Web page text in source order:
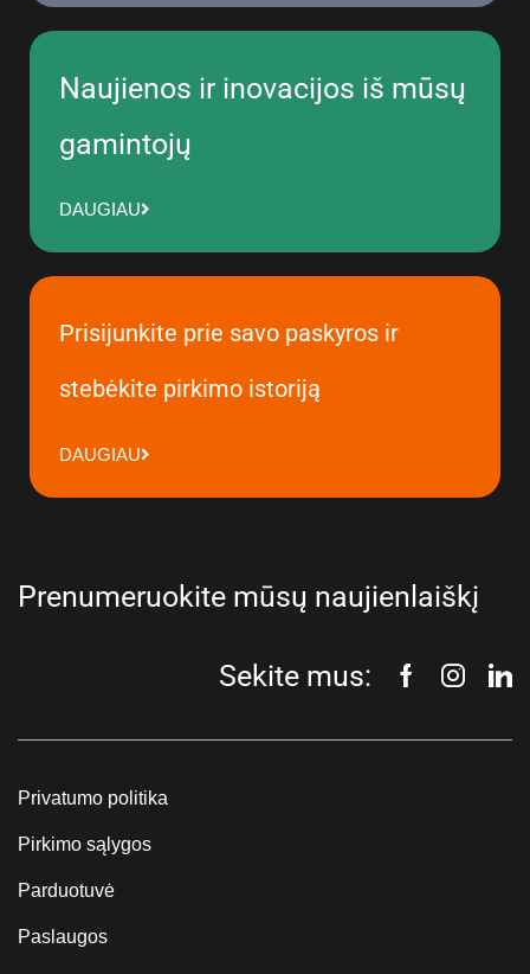
Naujienos ir inovacijos iš mūsų
gamintojų
DAUGIAU
Prisijunkite prie savo paskyros ir
stebėkite pirkimo istoriją
DAUGIAU
Prenumeruokite mūsų naujienlaiškį
Sekite mus:
Privatumo politika
Pirkimo sąlygos
Parduotuvė
Paslaugos